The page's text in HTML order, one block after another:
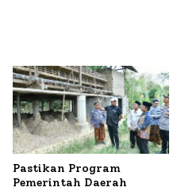
Pastikan Program
Pemerintah Daerah